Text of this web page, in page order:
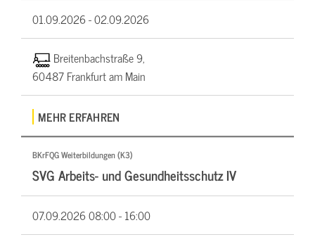
01.09.2026 -02.09.2026
Breitenbachstraße 9,
60487 Frankfurt am Main
MEHR ERFAHREN
BKrFQG Weiterbildungen (K3)
SVG Arbeits- und Gesundheitsschutz IV
07.09.202608:00 - 16:00